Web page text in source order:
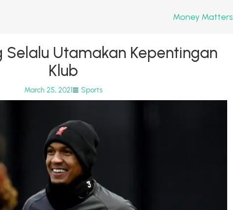
Money Matters
Selalu Utamakan Kepentingan
Klub
March 25, 2021 Sports